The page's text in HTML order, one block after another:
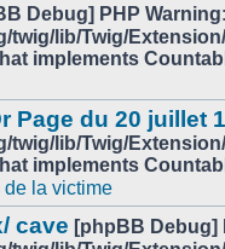
Debug] PHP Warning
twig/lib/Twig/
implements
Page du 20 juillet
twig/lib/Twig/
implements
de la victime
cave [phpBB Debug]